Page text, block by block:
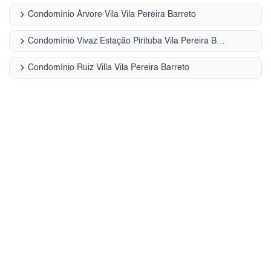
keyboard_arrow_right Condomínio Árvore Vila Vila Pereira Barreto
keyboard_arrow_right Condomínio Vivaz Estação Pirituba Vila Pereira Barreto
keyboard_arrow_right Condomínio Ruiz Villa Vila Pereira Barreto